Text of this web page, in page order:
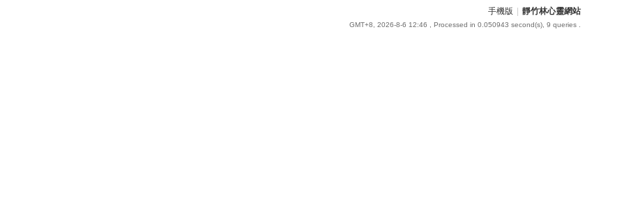
手機版 靜竹林心靈網站
GMT+8, 2026-8-6 12:46 , Processed in 0.050943 second(s), 9 queries .